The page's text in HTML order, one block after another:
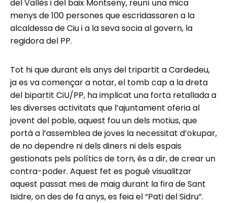
del Vallès i del baix Montseny, reuní una mica
menys de 100 persones que escridassaren a la
alcaldessa de Ciu i a la seva socia al govern, la
regidora del PP.
Tot hi que durant els anys del tripartit a Cardedeu,
ja es va començar a notar, el tomb cap a la dreta
del bipartit CiU/PP, ha implicat una forta retallada a
les diverses activitats que l’ajuntament oferia al
jovent del poble, aquest fou un dels motius, que
portà a l’assemblea de joves la necessitat d’okupar,
de no dependre ni dels diners ni dels espais
gestionats pels polítics de torn, és a dir, de crear un
contra-poder. Aquest fet es pogué visualitzar
aquest passat mes de maig durant la fira de Sant
Isidre, on des de fa anys, es feia el “Pati del Sidru”.